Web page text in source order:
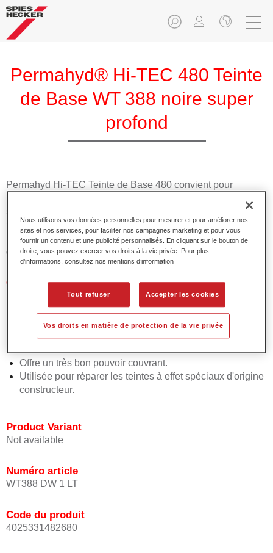
Permahyd® Hi-TEC 480 Teinte
de Base WT 388 noire super
profond
Permahyd Hi-TEC Teinte de Base 480 convient pour
système de base mate hydrodiluable innovant. Le système à
faire les teintes inclut toutes les teintes opaques et à effet
nécessaires pour la réparation carrosserie de haute qualité
des voitures de tourisme.
Caractéristiques du produit
Facile et rapide à appliquer.
Offre une précision de teinte exceptionnelle avec un
placement uniforme de l'effet.
Favorise des temps de processus courts.
Offre un très bon pouvoir couvrant.
Utilisée pour réparer les teintes à effet spéciaux d'origine
constructeur.
Product Variant
Not available
Numéro article
WT388 DW 1 LT
Code du produit
4025331482680
Nous utilisons vos données personnelles pour mesurer et pour améliorer nos
sites et nos services, pour faciliter nos campagnes marketing et pour vous
fournir un contenu et une publicité personnalisés. En cliquant sur le bouton de
droite, vous pouvez exercer vos droits à la vie privée. Pour plus
d’informations, consultez nos mentions d’information
Tout refuser Accepter les cookies
Vos droits en matière de protection de la vie privée